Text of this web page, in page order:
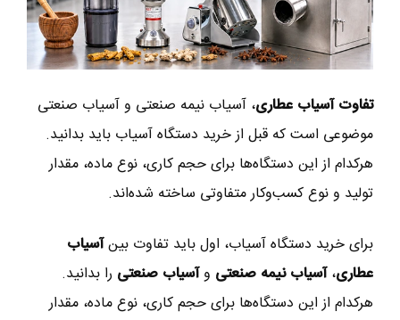
تفاوت آسیاب عطاری، آسیاب نیمه صنعتی و آسیاب صنعتی
موضوعی است که قبل از خرید دستگاه آسیاب باید بدانید.
هرکدام از این دستگاه‌ها برای حجم کاری، نوع ماده، مقدار
تولید و نوع کسب‌وکار متفاوتی ساخته شده‌اند.
برای خرید دستگاه آسیاب، اول باید تفاوت بینآسیاب
عطاری،آسیاب نیمه صنعتی وآسیاب صنعتی را بدانید.
هرکدام از این دستگاه‌ها برای حجم کاری، نوع ماده، مقدار